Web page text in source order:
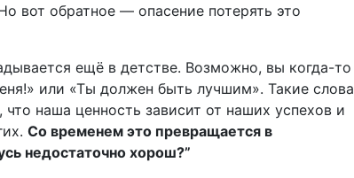
вот обратное — опасение потерять это
ещё в детстве. Возможно, вы когда-то
или «Ты должен быть лучшим». Такие слова
наша ценность зависит от наших успехов и
Со временем это превращается в
недостаточно хорош?”